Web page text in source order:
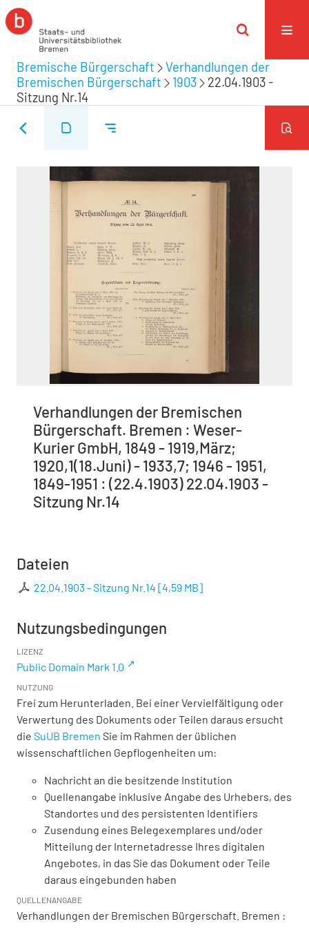
Bremische Bürgerschaft
Verhandlungen der
Bremischen Bürgerschaft
1903
22.04.1903 -
Sitzung Nr.14
Verhandlungen der Bremischen
Bürgerschaft. Bremen : Weser-
Kurier GmbH, 1849 - 1919,März;
1920,1(18.Juni) - 1933,7; 1946 - 1951,
1849-1951 : (22.4.1903) 22.04.1903 -
Sitzung Nr.14
Dateien
22.04.1903 - Sitzung Nr.14 [4,59 MB]
Nutzungsbedingungen
LIZENZ
Public Domain Mark 1.0
NUTZUNG
Frei zum Herunterladen. Bei einer Vervielfältigung oder
Verwertung des Dokuments oder Teilen daraus ersucht
die SuUB Bremen Sie im Rahmen der üblichen
wissenschaftlichen Gepflogenheiten um:
Nachricht an die besitzende Institution
Quellenangabe inklusive Angabe des Urhebers, des
Standortes und des persistenten Identifiers
Zusendung eines Belegexemplares und/oder
Mitteilung der Internetadresse Ihres digitalen
Angebotes, in das Sie das Dokument oder Teile
daraus eingebunden haben
QUELLENANGABE
Verhandlungen der Bremischen Bürgerschaft. Bremen :